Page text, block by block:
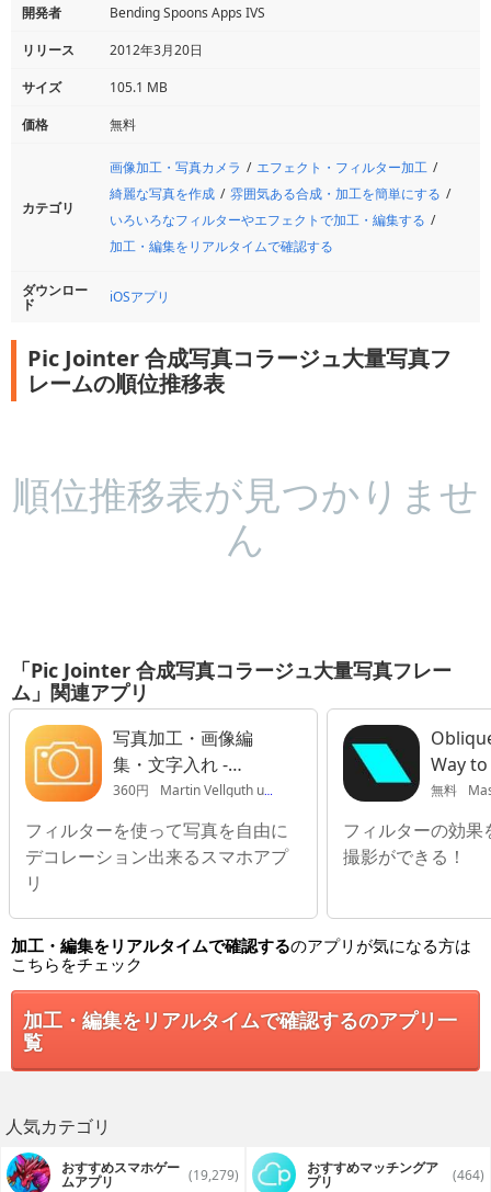
開発者
Bending Spoons Apps IVS
リリース
2012年3月20日
サイズ
105.1 MB
価格
無料
カテゴリ
画像加工・写真カメラ
エフェクト・フィルター加工
綺麗な写真を作成
雰囲気ある合成・加工を簡単にする
いろいろなフィルターやエフェクトで加工・編集する
加工・編集をリアルタイムで確認する
ダウンロー
ド iOSアプリ
Pic Jointer 合成写真コラージュ大量写真フ
レームの順位推移表
順位推移表が見つかりませ
ん
「Pic Jointer 合成写真コラージュ大量写真フレー
ム」関連アプリ
写真加工・画像編
集・文字入れ -
Snapshot Cam
360円 Martin Vellguth und Jacqueline Vellguth
フィルターを使って写真を自由に
デコレーション出来るスマホアプ
リ
Way
無料
フィルターの効果
撮影ができる！
加工・編集をリアルタイムで確認するのアプリが気になる方は
こちらをチェック
加工・編集をリアルタイムで確認するのアプリ一
覧
人気カテゴリ
おすすめスマホゲー
ムアプリ (19,279) おすすめマッチングア
プリ (464)